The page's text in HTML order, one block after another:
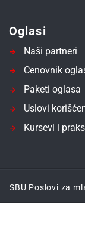
Oglasi
Naši partneri
Cenovnik
Paketi oglasa
Uslovi
Kursevi i
SBU Poslovi za